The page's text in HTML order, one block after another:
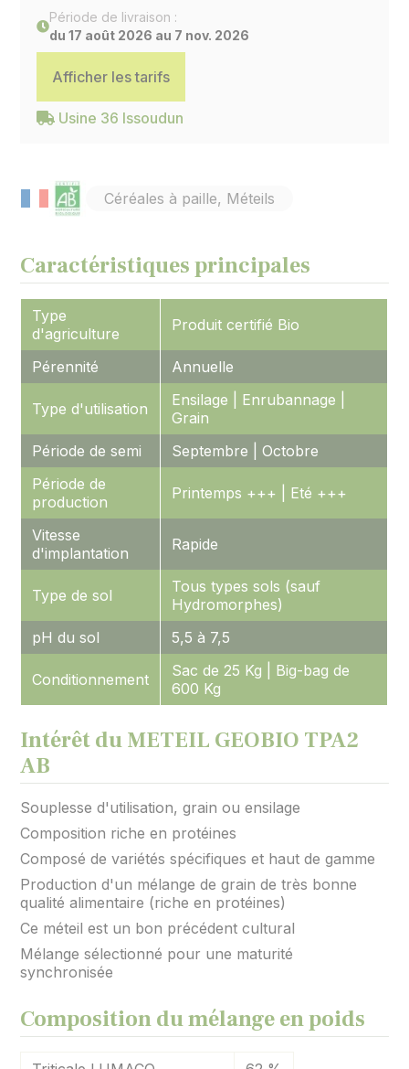
Période de livraison :
du 17 août 2026 au 7 nov. 2026
Afficher les tarifs
Usine 36 Issoudun
Céréales à paille, Méteils
Caractéristiques principales
Type
d'agriculture
Produit certifié Bio
Pérennité Annuelle
Type d'utilisation
Ensilage | Enrubannage |
Grain
Période de semi
Septembre | Octobre
Période de
production
Printemps +++ | Eté +++
Vitesse
d'implantation
Rapide
Type de sol
Tous types sols (sauf
Hydromorphes)
pH du sol
5,5 à 7,5
Conditionnement
Sac de 25 Kg | Big-bag de
600 Kg
Intérêt du METEIL GEOBIO TPA2
AB
Souplesse d'utilisation, grain ou ensilage
Composition riche en protéines
Composé de variétés spécifiques et haut de gamme
Production d'un mélange de grain de très bonne
qualité alimentaire (riche en protéines)
Ce méteil est un bon précédent cultural
Mélange sélectionné pour une maturité
synchronisée
Composition du mélange en poids